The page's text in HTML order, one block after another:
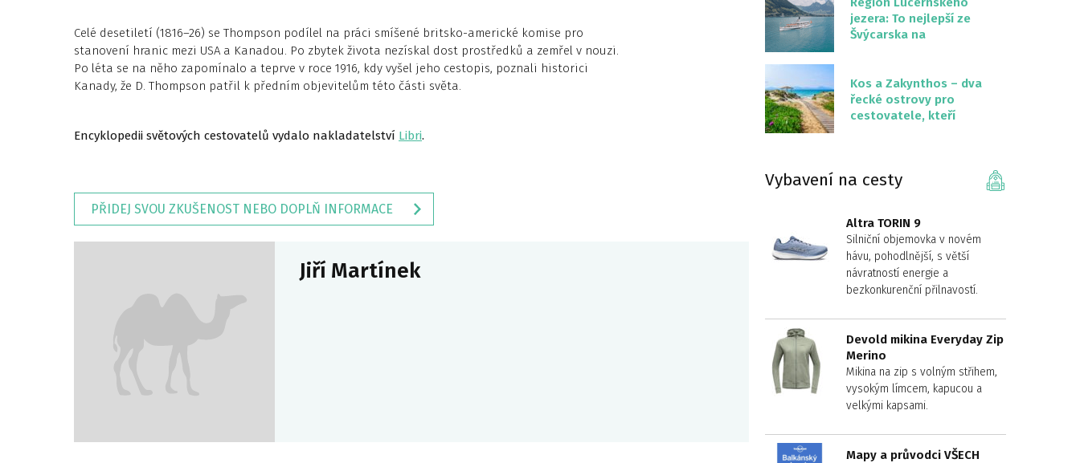
Celé desetiletí (1816–26) se Thompson podílel na práci smíšené britsko-americké komise pro
stanovení hranic mezi USA a Kanadou. Po zbytek života nezískal dost prostředků a zemřel v nouzi.
Po léta se na něho zapomínalo a teprve v roce 1916, kdy vyšel jeho cestopis, poznali historici
Kanady, že D. Thompson patřil k předním objevitelům této části světa.
Encyklopedii světových cestovatelů vydalo nakladatelství Libri.
PŘIDEJ SVOU ZKUŠENOST NEBO DOPLŇ INFORMACE
Jiří Martínek
jezera: To nejlepší ze
Švýcarska na
Kos a Zakynthos – dva
řecké ostrovy pro
cestovatele, kteří
Vybavení na cesty
Altra TORIN 9
Silniční objemovka v novém
hávu, pohodlnější, s větší
návratností energie a
bezkonkurenční přilnavostí.
Devold mikina Everyday Zip
Merino
Mikina na zip s volným střihem,
vysokým límcem, kapucou a
velkými kapsami.
Mapy a průvodci VŠECH